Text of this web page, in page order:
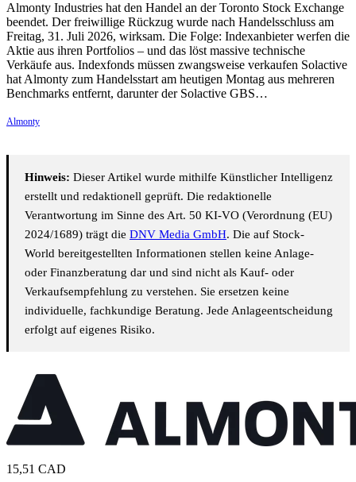
Almonty Industries hat den Handel an der Toronto Stock Exchange
beendet. Der freiwillige Rückzug wurde nach Handelsschluss am
Freitag, 31. Juli 2026, wirksam. Die Folge: Indexanbieter werfen die
Aktie aus ihren Portfolios – und das löst massive technische
Verkäufe aus. Indexfonds müssen zwangsweise verkaufen Solactive
hat Almonty zum Handelsstart am heutigen Montag aus mehreren
Benchmarks entfernt, darunter der Solactive GBS…
Almonty
Hinweis: Dieser Artikel wurde mithilfe Künstlicher Intelligenz
erstellt und redaktionell geprüft. Die redaktionelle
Verantwortung im Sinne des Art. 50 KI-VO (Verordnung (EU)
2024/1689) trägt die DNV Media GmbH. Die auf Stock-
World bereitgestellten Informationen stellen keine Anlage-
oder Finanzberatung dar und sind nicht als Kauf- oder
Verkaufsempfehlung zu verstehen. Sie ersetzen keine
individuelle, fachkundige Beratung. Jede Anlageentscheidung
erfolgt auf eigenes Risiko.
15,51 CAD